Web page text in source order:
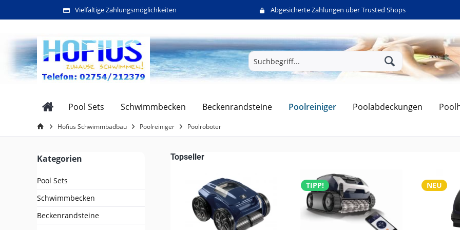
Vielfältige Zahlungsmöglichkeiten Abgesicherte Zahlungen über Trusted Shops
Pool Sets Schwimmbecken Beckenrandsteine Poolreiniger Poolabdeckungen
Hofius Schwimmbadbau Poolreiniger Poolroboter
Kategorien
Pool Sets
Schwimmbecken
Beckenrandsteine
Topseller
TIPP! NEU